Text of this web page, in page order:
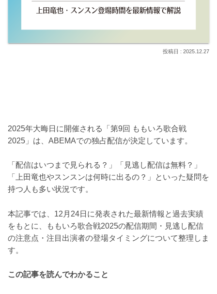
2025.12.27
2025年大晦日に開催される「第9回 ももいろ歌合戦
2025」は、ABEMAでの独占配信が決定しています。
「配信はいつまで見られる？」「見逃し配信は無料？」
「上田竜也やスンスンは何時に出るの？」といった疑問を
持つ人も多い状況です。
本記事では、12月24日に発表された最新情報と過去実績
をもとに、ももいろ歌合戦2025の配信期間・見逃し配信
の注意点・注目出演者の登場タイミングについて整理しま
す。
この記事を読んでわかること